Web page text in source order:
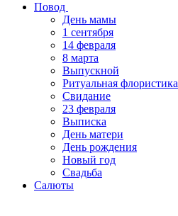
Повод
День мамы
1 сентября
14 февраля
8 марта
Выпускной
Ритуальная флористика
Свидание
23 февраля
Выписка
День матери
День рождения
Новый год
Свадьба
Салюты